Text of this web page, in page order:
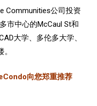
Communities公司投资
市中心的McCaul St和
大学、多伦多大学、
向您郑重推荐